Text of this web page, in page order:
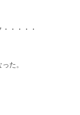
・・・・
た。